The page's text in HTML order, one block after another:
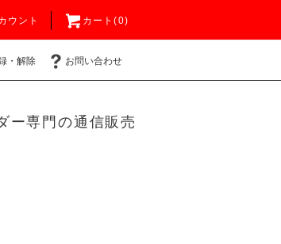
ウント カート(0)
・解除 お問い合わせ
ー専門の通信販売